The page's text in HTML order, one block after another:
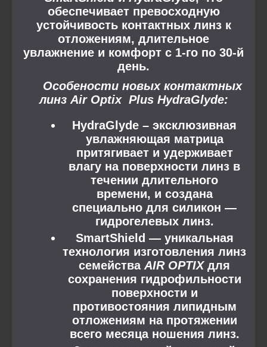
обеспечивает превосходную
устойчивость контактных линз к
отложениям, длительное
увлажнение и комфорт с 1-го по 30-й
день.
Особености новых контактных
линз Air Optix Plus HydraGlyde:
HydraGlyde – эксклюзивная
увлажняющая матрица
притягивает и удерживает
влагу на поверхности линз в
течении длительного
времени, и создана
специально для силикон —
гидрогелевых линз.
SmartShield — уникальная
технология изготовления линз
семейства AIR OPTIXдля
сохранения гидрофильности
поверхности и
противостояния липидным
отложениям на протяжении
всего месяца ношения линз.